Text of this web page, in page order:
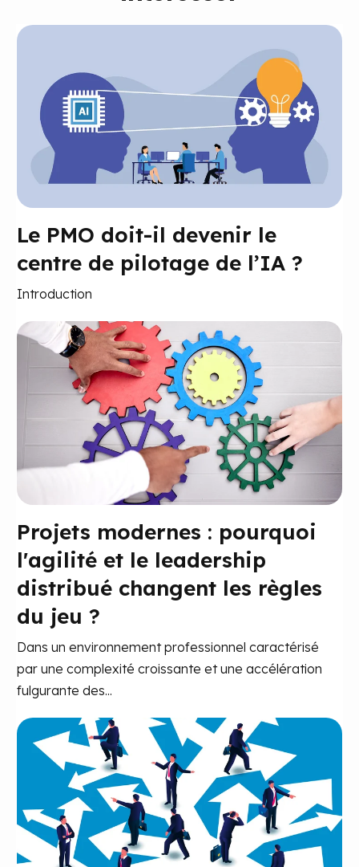
Le PMO doit-il devenir le
centre de pilotage de l’IA ?
Introduction
Projets modernes : pourquoi
l'agilité et le leadership
distribué changent les règles
du jeu ?
Dans un environnement professionnel caractérisé
par une complexité croissante et une accélération
fulgurante des...